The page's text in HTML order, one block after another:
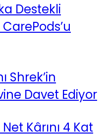
Destekli
Shrek’in
Davet Ediyor
Kârını 4 Kat